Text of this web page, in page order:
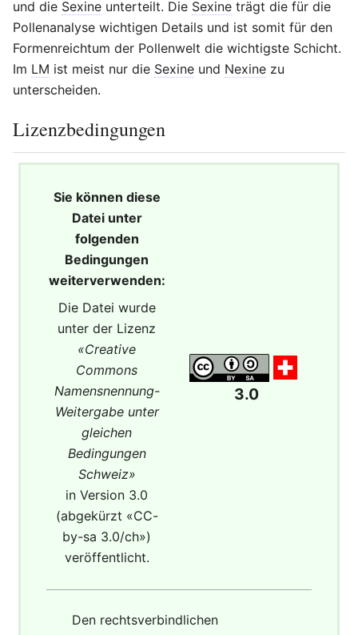
und die Sexine unterteilt. Die Sexine trägt die für die
Pollenanalyse wichtigen Details und ist somit für den
Formenreichtum der Pollenwelt die wichtigste Schicht.
Im LM ist meist nur die Sexine und Nexine zu
unterscheiden.
Lizenzbedingungen
Sie können diese
Datei unter
folgenden
Bedingungen
weiterverwenden:
Die Datei wurde
unter der Lizenz
«Creative
Commons
Namensnennung-
Weitergabe unter
gleichen
Bedingungen
Schweiz»
in Version 3.0
(abgekürzt «CC-
by-sa 3.0/ch»)
veröffentlicht.
3.0
Den rechtsverbindlichen